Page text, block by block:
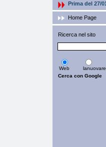
Prima del 27/
Home Page
Ricerca nel sito
Web